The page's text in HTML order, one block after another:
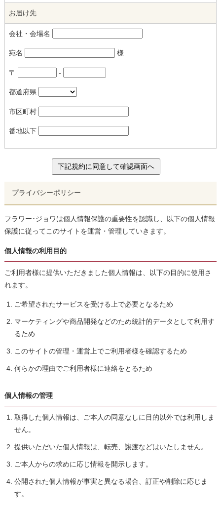
お届け先
会社・会場名
宛名 様
〒 -
都道府県
市区町村
番地以下
プライバシーポリシー
フラワー･ジョワは個人情報保護の重要性を認識し、以下の個人情報
保護に従ってこのサイトを運営・管理していきます。
個人情報の利用目的
ご利用者様に提供いただきました個人情報は、以下の目的に使用さ
れます。
ご希望されたサービスを受ける上で必要となるため
マーケティングや商品開発などのため統計的データとして利用す
るため
このサイトの管理・運営上でご利用者様を確認するため
何らかの理由でご利用者様に連絡をとるため
個人情報の管理
取得した個人情報は、ご本人の同意なしに目的以外では利用しま
せん。
提供いただいた個人情報は、転売、譲渡などはいたしません。
ご本人からの求めに応じ情報を開示します。
公開された個人情報が事実と異なる場合、訂正や削除に応じま
す。